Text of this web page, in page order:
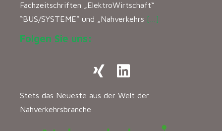
Fachzeitschriften „ElektroWirtschaft“
“BUS/SYSTEME” und „Nahverkehrs […]
Folgen Sie uns:
Stets das Neueste aus der Welt der
Nahverkehrsbranche